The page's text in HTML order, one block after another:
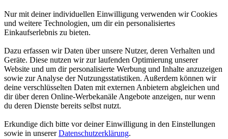
Nur mit deiner individuellen Einwilligung verwenden wir Cookies
und weitere Technologien, um dir ein personalisiertes
Einkaufserlebnis zu bieten.
Dazu erfassen wir Daten über unsere Nutzer, deren Verhalten und
Geräte. Diese nutzen wir zur laufenden Optimierung unserer
Website und um dir personalisierte Werbung und Inhalte anzuzeigen
sowie zur Analyse der Nutzungsstatistiken. Außerdem können wir
deine verschlüsselten Daten mit externen Anbietern abgleichen und
dir über deren Online-Werbekanäle Angebote anzeigen, nur wenn
du deren Dienste bereits selbst nutzt.
Erkundige dich bitte vor deiner Einwilligung in den Einstellungen
sowie in unsererDatenschutzerklärung.